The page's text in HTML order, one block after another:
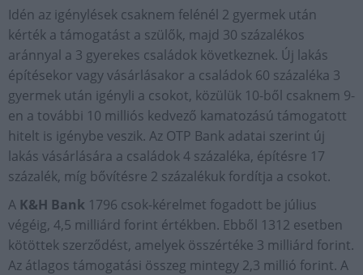
Idén az igénylések csaknem felénél 2 gyermek után
kérték a támogatást a szülők, majd 30 százalékos
aránnyal a 3 gyerekes családok következnek. Új lakás
építésekor vagy vásárlásakor a családok 60 százaléka 3
gyermek után igényli a csokot, közülük 10-ből csaknem 9-
en a további 10 milliós kedvező kamatozású támogatott
hitelt is igénybe veszik. Az OTP Bank adatai szerint új
lakás vásárlására a családok 4 százaléka, építésre 17
százalék, míg bővítésre 2 százalékuk fordítja a csokot.
A K&H Bank 1796 csok-kérelmet fogadott be július
végéig, 4,5 milliárd forint értékben. Ebből 1312 esetben
kötöttek szerződést, amelyek összértéke 3 milliárd forint.
Az átlagos támogatási összeg mintegy 2,3 millió forint. A